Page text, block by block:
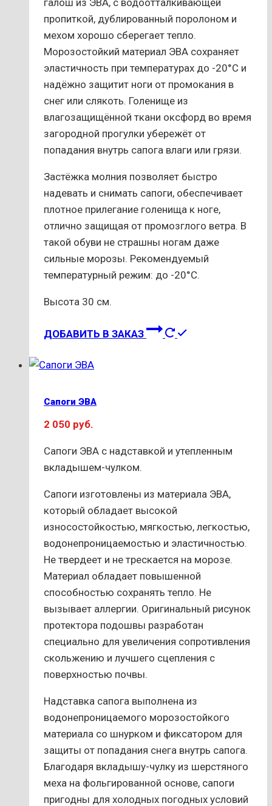
пропиткой, дублированный поролоном и
мехом хорошо сберегает тепло.
Морозостойкий материал ЭВА сохраняет
эластичность при температурах до -20°С и
надёжно защитит ноги от промокания в
снег или слякоть. Голенище из
влагозащищённой ткани оксфорд во время
загородной прогулки убережёт от
попадания внутрь сапога влаги или грязи.
Застёжка молния позволяет быстро
надевать и снимать сапоги, обеспечивает
плотное прилегание голенища к ноге,
отлично защищая от промозглого ветра. В
такой обуви не страшны ногам даже
сильные морозы. Рекомендуемый
температурный режим: до -20°C.
Высота 30 см.
ДОБАВИТЬ В ЗАКАЗ
Этот
на
товара.
Сапоги ЭВА
2 050 руб.
Сапоги ЭВА с надставкой и утепленным
вкладышем-чулком.
Сапоги изготовлены из материала ЭВА,
который обладает высокой
износостойкостью, мягкостью, легкостью,
водонепроницаемостью и эластичностью.
Не твердеет и не трескается на морозе.
Материал обладает повышенной
способностью сохранять тепло. Не
вызывает аллергии. Оригинальный рисунок
протектора подошвы разработан
специально для увеличения сопротивления
скольжению и лучшего сцепления с
поверхностью почвы.
Надставка сапога выполнена из
водонепроницаемого морозостойкого
материала со шнурком и фиксатором для
защиты от попадания снега внутрь сапога.
Благодаря вкладышу-чулку из шерстяного
меха на фольгированной основе, сапоги
пригодны для холодных погодных условий